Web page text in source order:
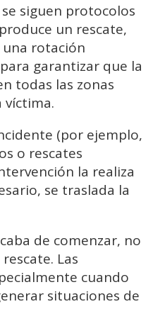
siguen protocolos
un rescate,
una rotación
garantizar que la
todas las zonas
víctima.
(por ejemplo,
o rescates
la realiza
se traslada la
de comenzar, no
Las
cuando
situaciones de